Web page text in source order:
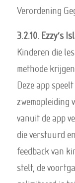
Verordening
3.2.10. Ezzy’s
Kinderen die
methode
Deze app
zwemopleiding
vanuit de app
die verstuurd
feedback van
stelt, de